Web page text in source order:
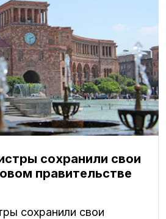
сохранили свои
правительстве
сохранили свои